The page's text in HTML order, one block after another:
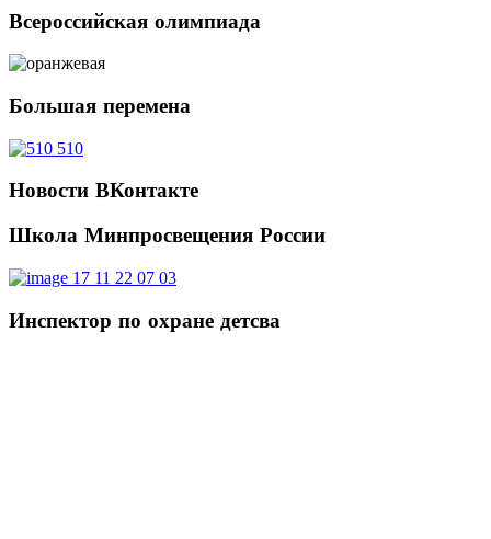
Всероссийская олимпиада
Большая перемена
Новости ВКонтакте
Школа Минпросвещения России
Инспектор по охране детсва